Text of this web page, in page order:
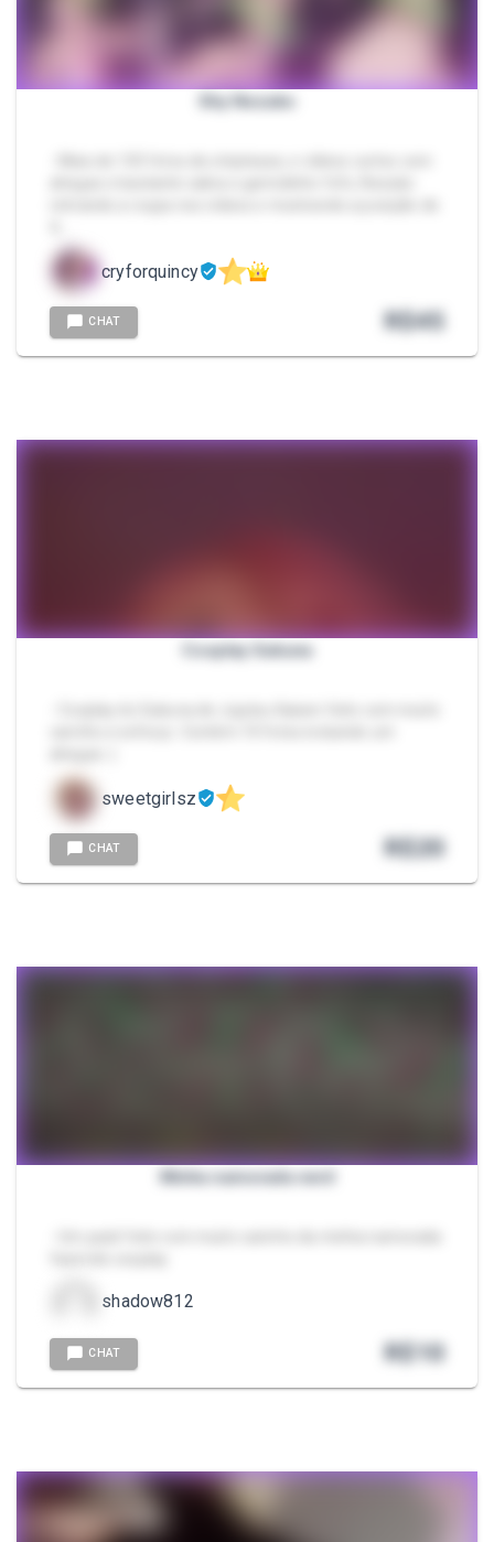
Shy Nezuko
cryforquincy
CHAT R$45
Cosplay Sukuna
sweetgirlsz
CHAT R$20
Minha namorada nerd
shadow812
CHAT R$10